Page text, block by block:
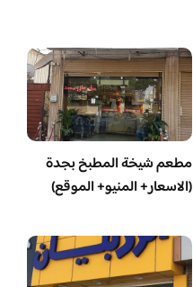
مطعم شيخة المطبخ بجدة
(الاسعار+ المنيو+ الموقع)